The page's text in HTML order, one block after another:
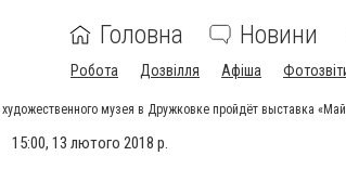
Головна Новини
Робота Дозвілля Афіша
музея в Дружковке пройдёт выставка
15:00, 13 лютого 2018 р.